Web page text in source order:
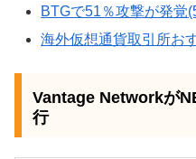
BTGで51％攻撃が発覚
海外仮想通貨取引所お
Vantage Networkが
行